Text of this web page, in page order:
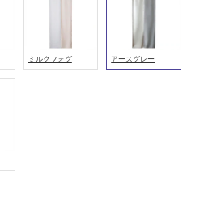
ミルクフォグ アースグレー